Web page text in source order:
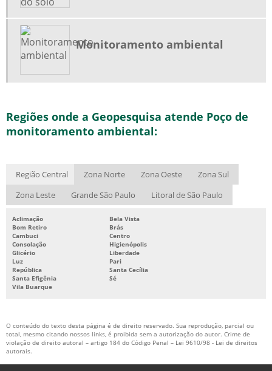
Monitoramento ambiental
Regiões onde a Geopesquisa atende Poço de
monitoramento ambiental:
Região Central Zona Norte Zona Oeste
Zona Sul
Zona Leste
Grande São Paulo Litoral de São Paulo
Aclimação
Bela Vista
Bom Retiro
Brás
Cambuci
Centro
Consolação
Higienópolis
Glicério
Liberdade
Luz
Pari
República
Santa Cecília
Santa Efigênia
Sé
Vila Buarque
O conteúdo do texto desta página é de direito reservado. Sua reprodução, parcial ou
total, mesmo citando nossos links, é proibida sem a autorização do autor. Crime de
violação de direito autoral – artigo 184 do Código Penal – Lei 9610/98 - Lei de direitos
autorais.